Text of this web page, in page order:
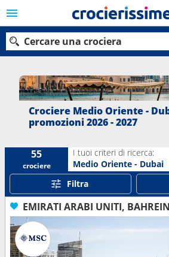
Cercare una crociera
Le nostre destinazioni
Porti
Ricerca
Crociere Medio Oriente -
promozioni 2026 - 2027
55
crociere
I tuoi criteri di ricerca:
Medio Oriente - Dubai
Filtra
EMIRATI ARABI UNITI,